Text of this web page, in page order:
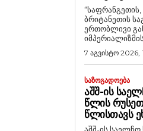
ბრიტანეთის
ერთობლივი
7 აგვისტო 2026,
ᲡᲐᲖᲝᲒᲐᲓᲝᲔᲑᲐ
ᲐᲨᲨ-ᲘᲡ
ᲬᲚᲘᲡ
ᲬᲚᲘᲡᲗᲐᲕᲡ